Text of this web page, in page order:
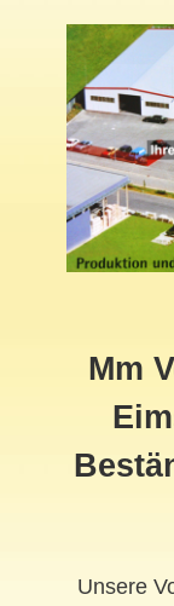
Mm
Unsere